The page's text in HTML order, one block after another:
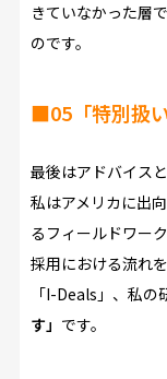
きていなかった層
のです。
■05「特別扱
最後はアドバイス
私はアメリカに出
るフィールドワー
採用における流れ
「I-Deals」、私
す」 です。